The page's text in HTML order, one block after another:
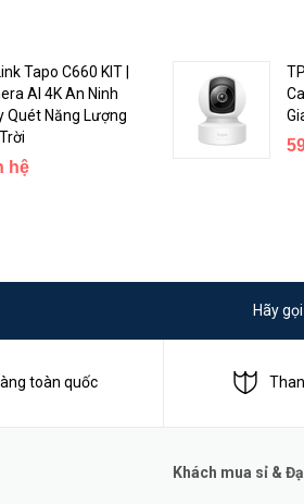
Tapo C660 KIT |
AI 4K An Ninh
Quét Năng Lượng
hệ
Hãy
toàn quốc
Khách mua sỉ &